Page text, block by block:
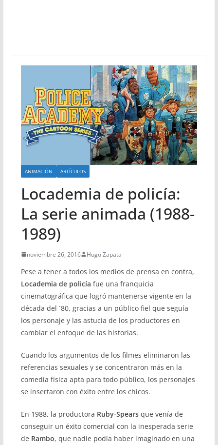
ANIMACIÓN ARTÍCULOS
Locademia de policía:
La serie animada (1988-
1989)
noviembre 26, 2016 Hugo Zapata
Pese a tener a todos los medios de prensa en contra,
Locademia de policía fue una franquicia
cinematográfica que logró mantenerse vigente en la
década del ´80, gracias a un público fiel que seguía
los personaje y las astucia de los productores en
cambiar el enfoque de las historias.
Cuando los argumentos de los filmes eliminaron las
referencias sexuales y se concentraron más en la
comedia física apta para todo público, los personajes
se insertaron con éxito entre los chicos.
En 1988, la productora Ruby-Spearsque venía de
conseguir un éxito comercial con la inesperada serie
de Rambo, que nadie podía haber imaginado en una